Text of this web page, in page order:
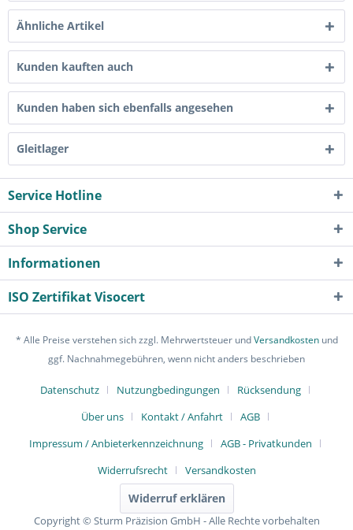
Ähnliche Artikel
Kunden kauften auch
Kunden haben sich ebenfalls angesehen
Gleitlager
Service Hotline
Shop Service
Informationen
ISO Zertifikat Visocert
* Alle Preise verstehen sich zzgl. Mehrwertsteuer undVersandkostenund
ggf. Nachnahmegebühren, wenn nicht anders beschrieben
Datenschutz Nutzungbedingungen
Rücksendung
Über uns
Kontakt / Anfahrt
AGB
Impressum / Anbieterkennzeichnung
AGB - Privatkunden
Widerrufsrecht
Versandkosten
Widerruf erklären
Copyright © Sturm Präzision GmbH - Alle Rechte vorbehalten